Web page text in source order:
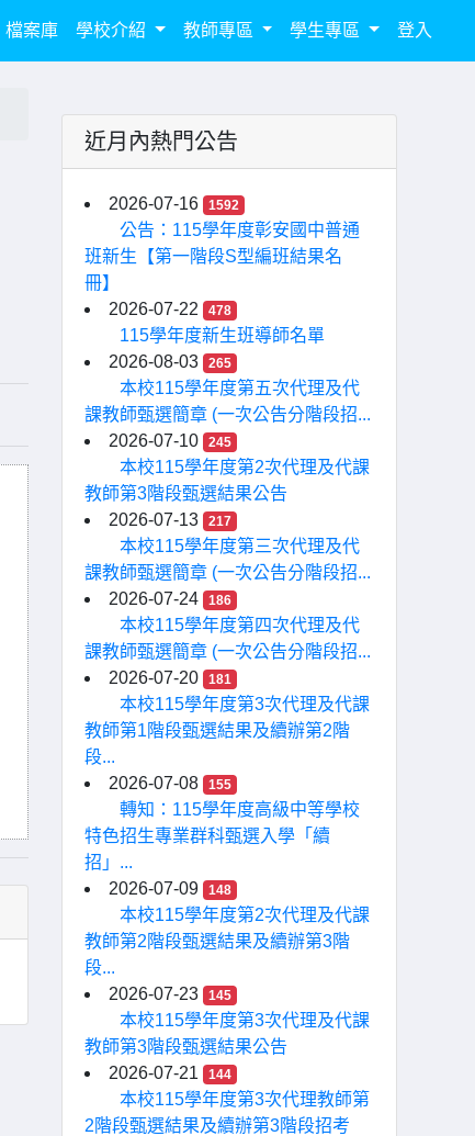
檔案庫 學校介紹 教師專區 學生專區 登入
近月內熱門公告
2026-07-16 1592
公告：115學年度彰安國中普通
班新生【第一階段S型編班結果名
冊】
2026-07-22
478
115學年度新生班導師名單
2026-08-03
265
本校115學年度第五次代理及代
課教師甄選簡章 (一次公告分階段招...
2026-07-10
245
本校115學年度第2次代理及代課
教師第3階段甄選結果公告
2026-07-13
217
本校115學年度第三次代理及代
課教師甄選簡章 (一次公告分階段招...
2026-07-24
186
本校115學年度第四次代理及代
課教師甄選簡章 (一次公告分階段招...
2026-07-20
181
本校115學年度第3次代理及代課
教師第1階段甄選結果及續辦第2階
段...
2026-07-08
155
轉知：115學年度高級中等學校
特色招生專業群科甄選入學「續
招」...
2026-07-09
148
本校115學年度第2次代理及代課
教師第2階段甄選結果及續辦第3階
段...
2026-07-23
145
本校115學年度第3次代理及代課
教師第3階段甄選結果公告
2026-07-21
144
本校115學年度第3次代理教師第
2階段甄選結果及續辦第3階段招考